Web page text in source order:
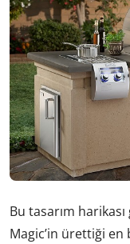
Bu tasarım
Magic’in ürettiği en